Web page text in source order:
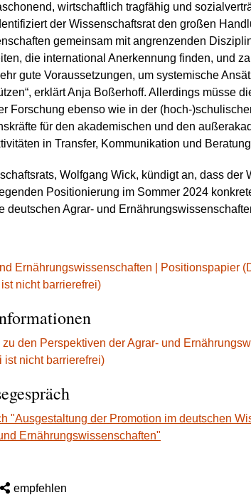
wirtschaftlich tragfähig und
der Wissenschaftsrat den großen
gemeinsam mit angrenzenden
die international Anerkennung finden, und
gute Voraussetzungen, um systemische
erklärt Anja Boßerhoff. Allerdings müsse
Forschung ebenso wie in der (hoch-
für den akademischen und den
in Transfer, Kommunikation und
Wolfgang Wick, kündigt an, dass der
Positionierung im Sommer 2024
deutschen Agrar- und
Ernährungswissenschaften | Positionspapier
nicht barrierefrei)
den Perspektiven der Agrar- und
ist nicht barrierefrei)
"Ausgestaltung der Promotion im deutschen
Ernährungswissenschaften"
empfehlen